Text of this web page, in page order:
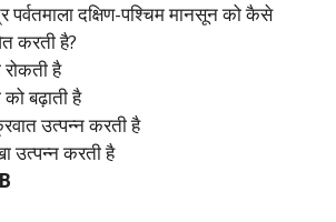
पर्वतमाला दक्षिण-पश्चिम मानसून को कैसे
करती है?
रोकती है
को बढ़ाती है
उत्पन्न करती है
उत्पन्न करती है